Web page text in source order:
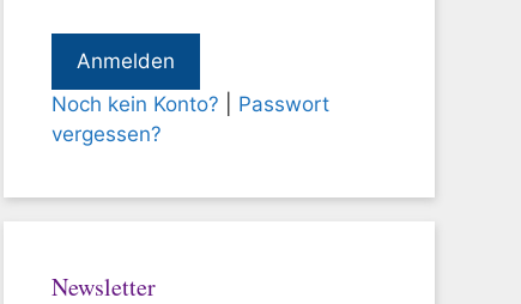
Noch kein Konto?
Passwort
vergessen?
Newsletter